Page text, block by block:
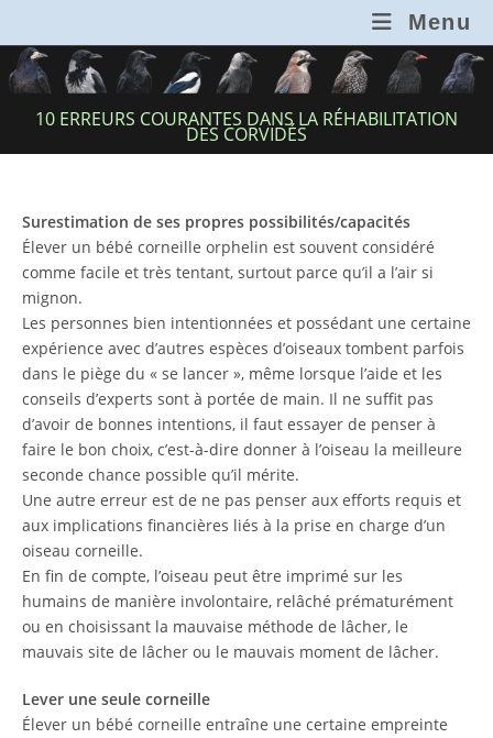
content
Menu
10 ERREURS COURANTES DANS LA RÉHABILITATION
DES CORVIDÉS
Surestimation de ses propres possibilités/capacités
Élever un bébé corneille orphelin est souvent considéré
comme facile et très tentant, surtout parce qu’il a l’air si
mignon.
Les personnes bien intentionnées et possédant une certaine
expérience avec d’autres espèces d’oiseaux tombent parfois
dans le piège du « se lancer », même lorsque l’aide et les
conseils d’experts sont à portée de main. Il ne suffit pas
d’avoir de bonnes intentions, il faut essayer de penser à
faire le bon choix, c’est-à-dire donner à l’oiseau la meilleure
seconde chance possible qu’il mérite.
Une autre erreur est de ne pas penser aux efforts requis et
aux implications financières liés à la prise en charge d’un
oiseau corneille.
En fin de compte, l’oiseau peut être imprimé sur les
humains de manière involontaire, relâché prématurément
ou en choisissant la mauvaise méthode de lâcher, le
mauvais site de lâcher ou le mauvais moment de lâcher.
Lever une seule corneille
Élever un bébé corneille entraîne une certaine empreinte